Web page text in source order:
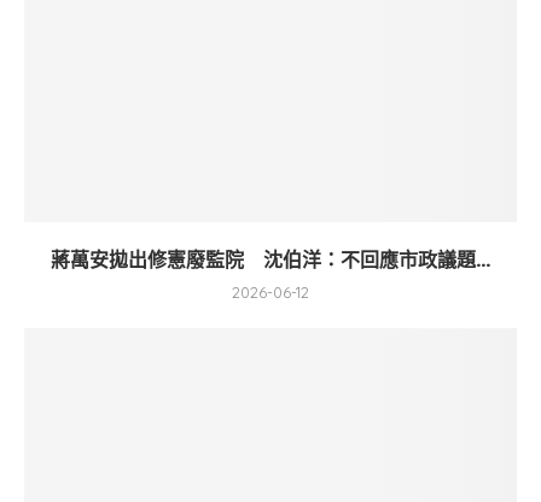
蔣萬安拋出修憲廢監院 沈伯洋：不回應市政議題...
2026-06-12